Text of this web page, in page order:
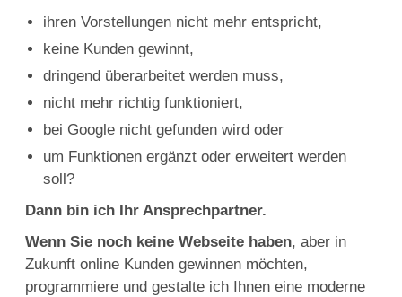
ihren Vorstellungen nicht mehr entspricht,
keine Kunden gewinnt,
dringend überarbeitet werden muss,
nicht mehr richtig funktioniert,
bei Google nicht gefunden wird oder
um Funktionen ergänzt oder erweitert werden
soll?
Dann bin ich Ihr Ansprechpartner.
Wenn Sie noch keine Webseite haben, aber in
Zukunft online Kunden gewinnen möchten,
programmiere und gestalte ich Ihnen eine moderne